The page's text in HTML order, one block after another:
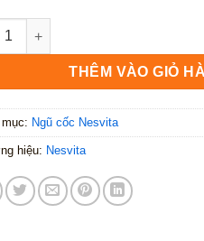
Cốc Dinh Dưỡng Nestlé
THÊM VÀO GIỎ
mục: Ngũ cốc Nesvita
hiệu: Nesvita